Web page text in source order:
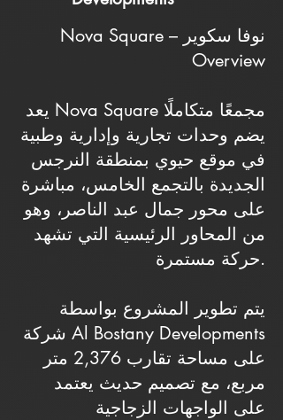
Nova Square – نوفا سكوير
Overview
يعد Nova Square مجمعًا متكاملًا
يضم وحدات تجارية وإدارية وطبية
في موقع حيوي بمنطقة النرجس
الجديدة بالتجمع الخامس، مباشرة
على محور جمال عبد الناصر، وهو
من المحاور الرئيسية التي تشهد
حركة مستمرة.
يتم تطوير المشروع بواسطة
شركة Al Bostany Developments
على مساحة تقارب 2,376 متر
مربع، مع تصميم حديث يعتمد
على الواجهات الزجاجية